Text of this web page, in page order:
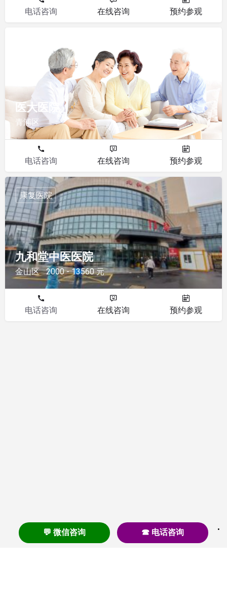
电话咨询 在线咨询 预约参观
医大医院
青浦区
电话咨询 在线咨询 预约参观
九和堂中医医院
金山区 2000 - 13560 元
康复医院
电话咨询 在线咨询 预约参观
💬 微信咨询 ☎ 电话咨询